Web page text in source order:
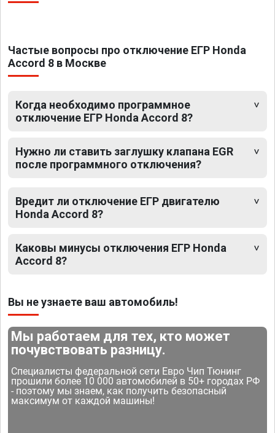
Частые вопросы про отключение ЕГР Honda
Accord 8 в Москве
Когда необходимо программное
отключение ЕГР Honda Accord 8?
Нужно ли ставить заглушку клапана EGR
после программного отключения?
Вредит ли отключение ЕГР двигателю
Honda Accord 8?
Каковы минусы отключения ЕГР Honda
Accord 8?
Вы не узнаете ваш автомобиль!
Мы работаем для тех, кто может
почувствовать разницу.
Специалисты федеральной сети Евро Чип Тюнинг
прошили более 10 000 автомобилей в 50+ городах РФ
- поэтому мы знаем, как получить безопасный
максимум от каждой машины!